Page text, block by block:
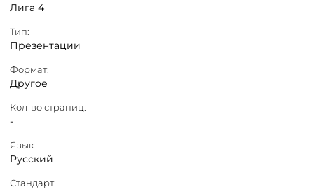
Лига 4
Тип:
Презентации
Формат:
Другое
Кол-во страниц:
-
Язык:
Русский
Стандарт: